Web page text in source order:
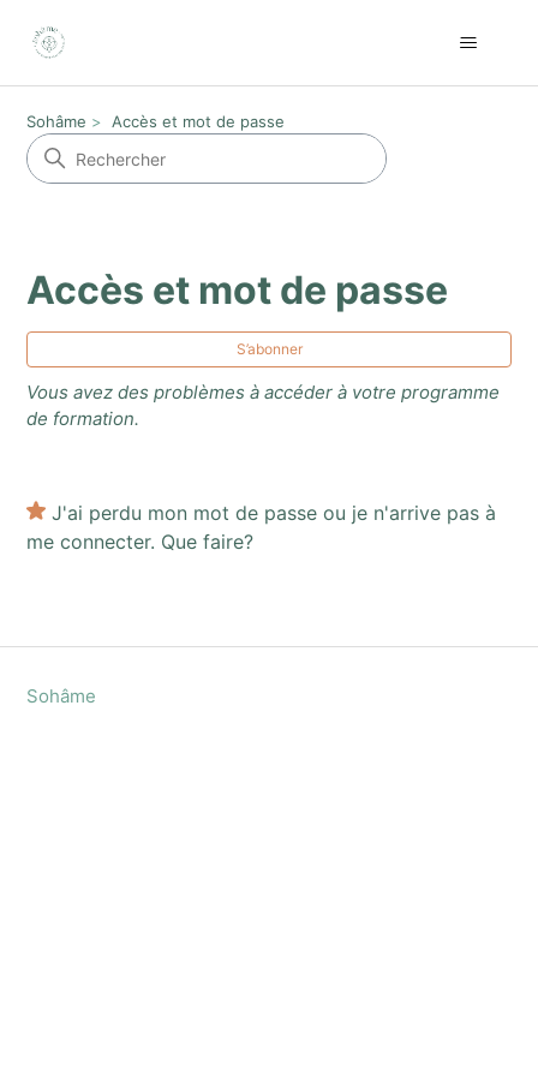
Sohâme Accès et mot de passe
Accès et mot de passe
S’abonner
Vous avez des problèmes à accéder à votre programme
de formation.
J'ai perdu mon mot de passe ou je n'arrive pas à
me connecter. Que faire?
Sohâme